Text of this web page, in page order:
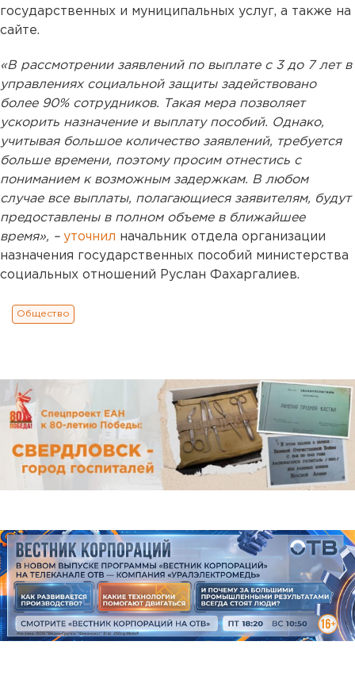
государственных и муниципальных услуг, а также на
сайте.
«В рассмотрении заявлений по выплате с 3 до 7 лет в
управлениях социальной защиты задействовано
более 90% сотрудников. Такая мера позволяет
ускорить назначение и выплату пособий. Однако,
учитывая большое количество заявлений, требуется
больше времени, поэтому просим отнестись с
пониманием к возможным задержкам. В любом
случае все выплаты, полагающиеся заявителям, будут
предоставлены в полном объеме в ближайшее
время», – уточнил начальник отдела организации
назначения государственных пособий министерства
социальных отношений Руслан Фахаргалиев.
Общество